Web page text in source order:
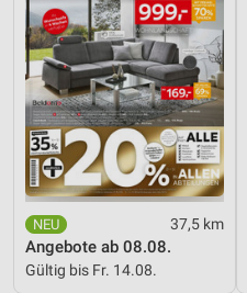
37,5 km
Angebote ab 08.08.
Gültig bis Fr. 14.08.